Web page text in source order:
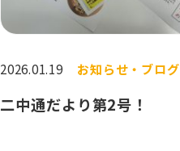
2026.01.19 お知らせ・ブログ
二中通だより第2号！